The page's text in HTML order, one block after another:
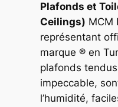
Plafonds et
Ceilings) MCM
représentant
marque ® en
plafonds
impeccable,
l’humidité,